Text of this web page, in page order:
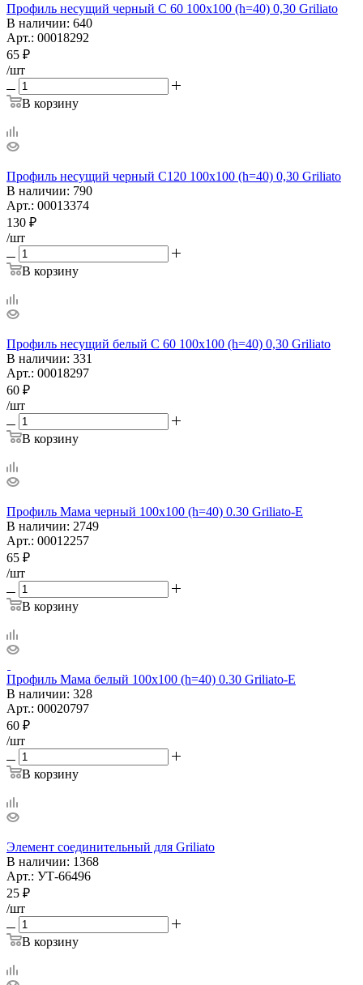
Профиль несущий черный С 60 100х100 (h=40) 0,30 Griliato
В наличии: 640
Арт.: 00018292
65 ₽
/шт
В корзину
Профиль несущий черный С120 100х100 (h=40) 0,30 Griliato
В наличии: 790
Арт.: 00013374
130 ₽
/шт
В корзину
Профиль несущий белый С 60 100х100 (h=40) 0,30 Griliato
В наличии: 331
Арт.: 00018297
60 ₽
/шт
В корзину
Профиль Мама черный 100х100 (h=40) 0.30 Griliato-E
В наличии: 2749
Арт.: 00012257
65 ₽
/шт
В корзину
Профиль Мама белый 100х100 (h=40) 0.30 Griliato-E
В наличии: 328
Арт.: 00020797
60 ₽
/шт
В корзину
Элемент соединительный для Griliato
В наличии: 1368
Арт.: УТ-66496
25 ₽
/шт
В корзину